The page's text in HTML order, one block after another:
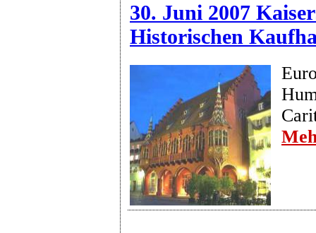
30. Juni 2007
Historischen